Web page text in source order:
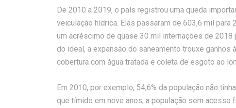
De 2010 a 2019, o país registrou uma queda
veiculação hídrica. Elas passaram de 603,6 mil
um acréscimo de quase 30 mil internações de
do ideal, a expansão do saneamento trouxe
cobertura com água tratada e coleta de esgoto ao
Em 2010, por exemplo, 54,6% da população não
que tímido em nove anos, a população sem acesso